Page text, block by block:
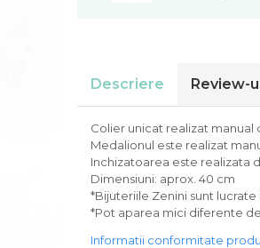
Descriere Review-
Colier unicat realizat
Medalionul este realizat
Inchizatoarea este realizata
Dimensiuni: aprox. 40 cm
*Bijuteriile Zenini sunt
*Pot aparea mici diferente
Informatii conformitate